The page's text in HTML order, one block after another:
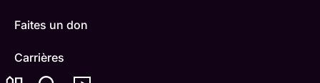
Faites un don
Carrières